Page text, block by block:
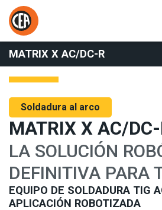
Saltar al contenido
HOME/
/TIG - AUTOMATIZACIÓN
MATRIX X AC/DC-R
Soldadura al arco
MATRIX X AC/
LA SOLUCIÓN
DEFINITIVA PARA
EQUIPO DE SOLDADURA TIG
APLICACIÓN ROBOTIZADA